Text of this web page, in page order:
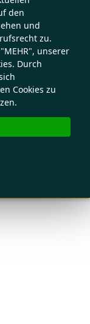
den
und
zu.
unserer
Durch
Cookies zu